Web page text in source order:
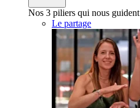
Nos 3 piliers qui nous guident
Le partage